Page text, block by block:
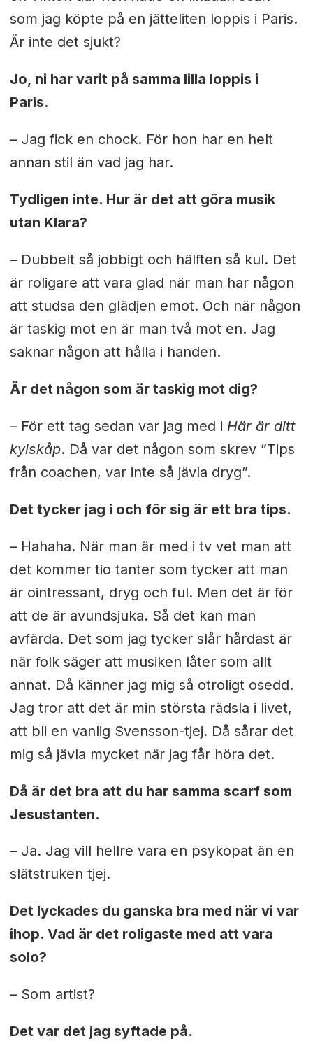
som jag köpte på en jätteliten loppis i Paris.
Är inte det sjukt?
Jo, ni har varit på samma lilla loppis i
Paris.
– Jag fick en chock. För hon har en helt
annan stil än vad jag har.
Tydligen inte. Hur är det att göra musik
utan Klara?
– Dubbelt så jobbigt och hälften så kul. Det
är roligare att vara glad när man har någon
att studsa den glädjen emot. Och när någon
är taskig mot en är man två mot en. Jag
saknar någon att hålla i handen.
Är det någon som är taskig mot dig?
– För ett tag sedan var jag med i Här är ditt
kylskåp. Då var det någon som skrev ”Tips
från coachen, var inte så jävla dryg”.
Det tycker jag i och för sig är ett bra tips.
– Hahaha. När man är med i tv vet man att
det kommer tio tanter som tycker att man
är ointressant, dryg och ful. Men det är för
att de är avundsjuka. Så det kan man
avfärda. Det som jag tycker slår hårdast är
när folk säger att musiken låter som allt
annat. Då känner jag mig så otroligt osedd.
Jag tror att det är min största rädsla i livet,
att bli en vanlig Svensson-tjej. Då sårar det
mig så jävla mycket när jag får höra det.
Då är det bra att du har samma scarf som
Jesustanten.
– Ja. Jag vill hellre vara en psykopat än en
slätstruken tjej.
Det lyckades du ganska bra med när vi var
ihop. Vad är det roligaste med att vara
solo?
– Som artist?
Det var det jag syftade på.